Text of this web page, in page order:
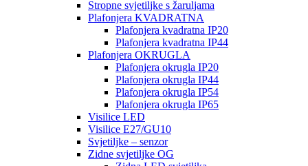
Stropne svjetiljke s žaruljama
Plafonjera KVADRATNA
Plafonjera kvadratna IP20
Plafonjera kvadratna IP44
Plafonjera OKRUGLA
Plafonjera okrugla IP20
Plafonjera okrugla IP44
Plafonjera okrugla IP54
Plafonjera okrugla IP65
Visilice LED
Visilice E27/GU10
Svjetiljke – senzor
Zidne svjetiljke OG